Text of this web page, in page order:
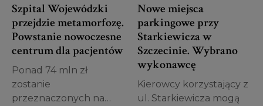
Szpital Wojewódzki
przejdzie metamorfozę.
Powstanie nowoczesne
centrum dla pacjentów
Ponad 74 mln zł
zostanie
przeznaczonych na
Nowe miejsca
parkingowe przy
Starkiewicza w
Szczecinie. Wybrano
wykonawcę
Kierowcy korzystający z
ul. Starkiewicza mogą